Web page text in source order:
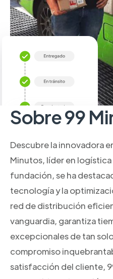
Sobre 99
Descubre la innovadora
Minutos, líder en
fundación, se ha
tecnología y la
red de distribución
vanguardia, garantiza
excepcionales de tan
compromiso
satisfacción del cliente,